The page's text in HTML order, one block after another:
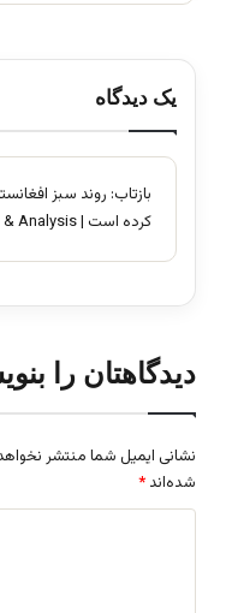
یک دیدگاه
بازتاب: روند سبز
کرده است | Jawedan: News, Opinion & Analysis
دیدگاهتان را
نشانی ایمیل شما منتشر
شده‌اند *